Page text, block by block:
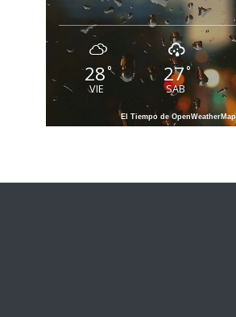
28°
VIE
27°
SAB
El Tiempo de OpenWeatherMap